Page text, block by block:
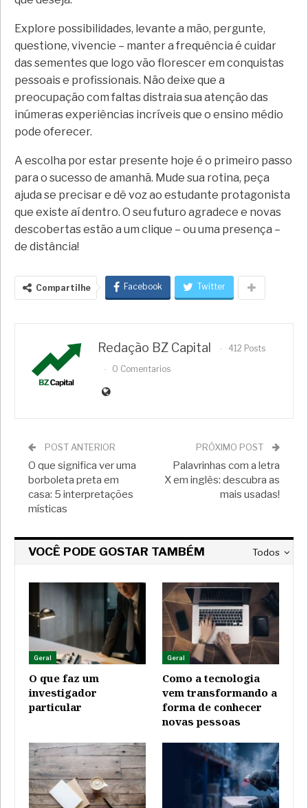
Explore possibilidades, levante a mão, pergunte,
questione, vivencie – manter a frequência é cuidar
das sementes que logo vão florescer em conquistas
pessoais e profissionais. Não deixe que a
preocupação com faltas distraia sua atenção das
inúmeras experiências incríveis que o ensino médio
pode oferecer.
A escolha por estar presente hoje é o primeiro passo
para o sucesso de amanhã. Mude sua rotina, peça
ajuda se precisar e dê voz ao estudante protagonista
que existe aí dentro. O seu futuro agradece e novas
descobertas estão a um clique – ou uma presença –
de distância!
Compartilhe Facebook Twitter
Redação BZ Capital
412 Posts
0 Comentarios
POST ANTERIOR
O que significa ver uma
borboleta preta em
casa: 5 interpretações
místicas
PRÓXIMO POST
Palavrinhas com a letra
X em inglês: descubra as
mais usadas!
Todos
VOCÊ PODE GOSTAR TAMBÉM
Geral
O que faz um
investigador
particular
Geral
Como a tecnologia
vem transformando a
forma de conhecer
novas pessoas